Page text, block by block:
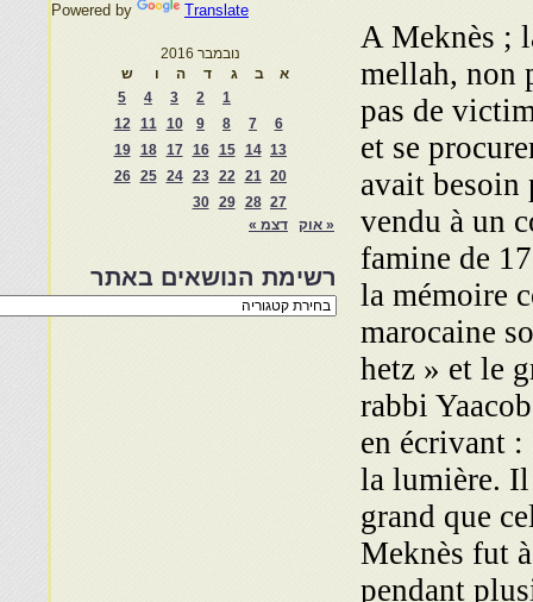
A Meknès ;
mellah, non
pas de
et se
avait besoin
vendu à un
famine de
la mémoire
marocaine
hetz » et le
rabbi
en écrivant :
la lumière. Il
grand que
Meknès fut
pendant
Powered by Translate
נובמבר 2016
א
ב ג ד ה ו
ש
1
2
3
4
5
6
7
8
9
10
11
12
13
14
15
16
17
18
19
20
21
22
23
24
25
26
27
28
29
30
« אוק
דצמ »
רשימת הנושאים באתר
רשימת
הנושאים